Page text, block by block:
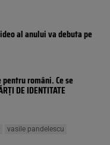
al anului va debuta pe
români. Ce se
DE IDENTITATE
vasile pandelescu